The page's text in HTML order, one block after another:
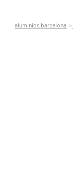
aluminios barcelona